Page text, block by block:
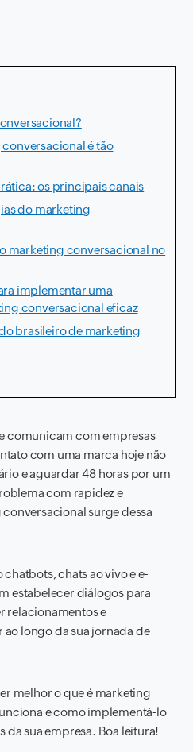
é tão
os principais canais
do marketing
marketing conversacional no
implementar uma
conversacional eficaz
brasileiro de marketing
comunicam com empresas
com uma marca hoje não
e aguardar 48 horas por um
com rapidez e
surge dessa
chats ao vivo e e-
estabelecer diálogos para
relacionamentos e
longo da sua jornada de
melhor o que é marketing
e como implementá-lo
da sua empresa. Boa leitura!